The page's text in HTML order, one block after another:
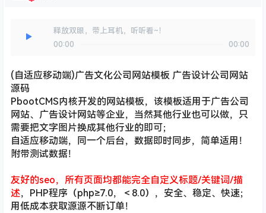
释放双眼，带上耳机，听听看~！
00:00
00:00
(自适应移动端)广告文化公司网站模板 广告设计公司网站
源码
PbootCMS内核开发的网站模板，该模板适用于广告公司
网站、广告设计网站等企业，当然其他行业也可以做，只
需要把文字图片换成其他行业的即可；
自适应移动端，同一个后台，数据即时同步，简单适用！
附带测试数据！
友好的seo，所有页面均都能完全自定义标题/关键词/描
述，PHP程序（php≥7.0，＜8.0），安全、稳定、快速；
用低成本获取源源不断订单！